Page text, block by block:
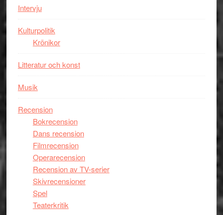
Intervju
Kulturpolitik
Krönikor
Litteratur och konst
Musik
Recension
Bokrecension
Dans recension
Filmrecension
Operarecension
Recension av TV-serier
Skivrecensioner
Spel
Teaterkritik